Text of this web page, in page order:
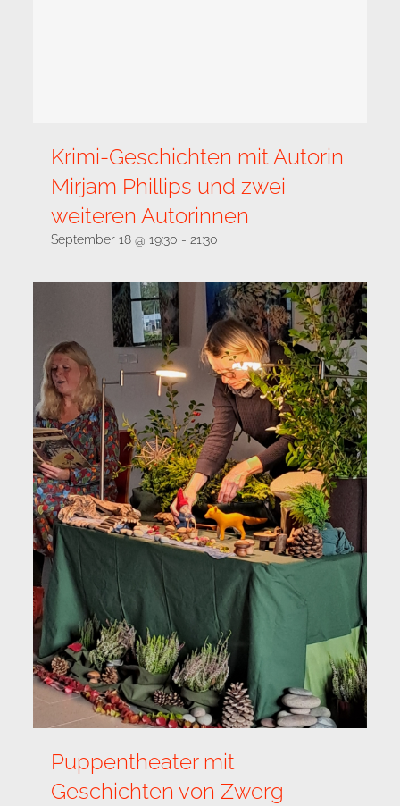
Krimi-Geschichten mit Autorin
Mirjam Phillips und zwei
weiteren Autorinnen
September 18 @ 19:30 - 21:30
Puppentheater mit
Geschichten von Zwerg